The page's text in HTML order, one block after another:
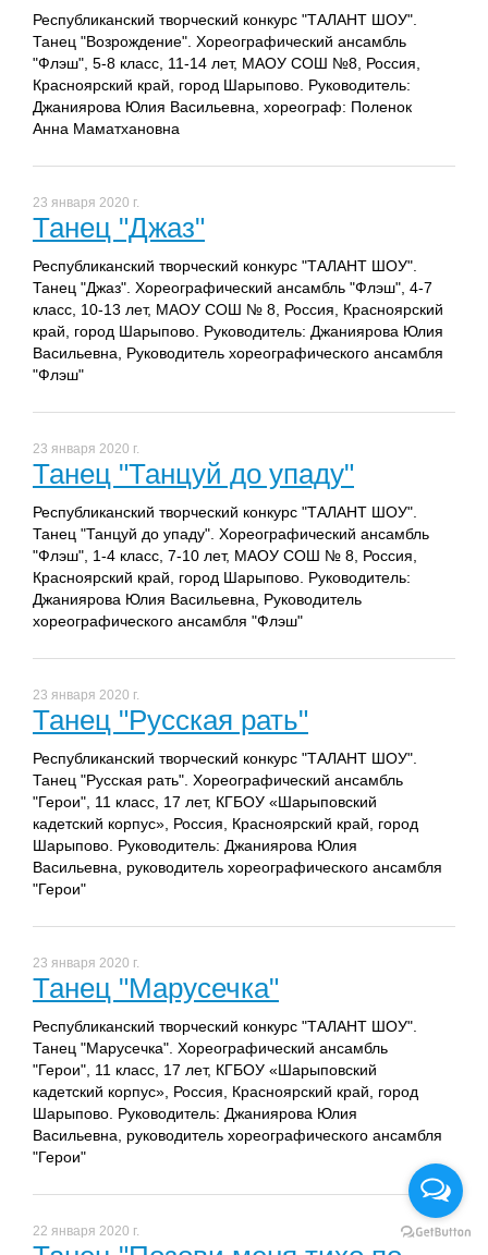
Республиканский творческий конкурс "ТАЛАНТ ШОУ".
Танец "Возрождение". Хореографический ансамбль
"Флэш", 5-8 класс, 11-14 лет, МАОУ СОШ №8, Россия,
Красноярский край, город Шарыпово. Руководитель:
Джаниярова Юлия Васильевна, хореограф: Поленок
Анна Маматхановна
23 января 2020 г.
Танец "Джаз"
Республиканский творческий конкурс "ТАЛАНТ ШОУ".
Танец "Джаз". Хореографический ансамбль "Флэш", 4-7
класс, 10-13 лет, МАОУ СОШ № 8, Россия, Красноярский
край, город Шарыпово. Руководитель: Джаниярова Юлия
Васильевна, Руководитель хореографического ансамбля
"Флэш"
23 января 2020 г.
Танец "Танцуй до упаду"
Республиканский творческий конкурс "ТАЛАНТ ШОУ".
Танец "Танцуй до упаду". Хореографический ансамбль
"Флэш", 1-4 класс, 7-10 лет, МАОУ СОШ № 8, Россия,
Красноярский край, город Шарыпово. Руководитель:
Джаниярова Юлия Васильевна, Руководитель
хореографического ансамбля "Флэш"
23 января 2020 г.
Танец "Русская рать"
Республиканский творческий конкурс "ТАЛАНТ ШОУ".
Танец "Русская рать". Хореографический ансамбль
"Герои", 11 класс, 17 лет, КГБОУ «Шарыповский
кадетский корпус», Россия, Красноярский край, город
Шарыпово. Руководитель: Джаниярова Юлия
Васильевна, руководитель хореографического ансамбля
"Герои"
23 января 2020 г.
Танец "Марусечка"
Республиканский творческий конкурс "ТАЛАНТ ШОУ".
Танец "Марусечка". Хореографический ансамбль
"Герои", 11 класс, 17 лет, КГБОУ «Шарыповский
кадетский корпус», Россия, Красноярский край, город
Шарыпово. Руководитель: Джаниярова Юлия
Васильевна, руководитель хореографического ансамбля
"Герои"
22 января 2020 г.